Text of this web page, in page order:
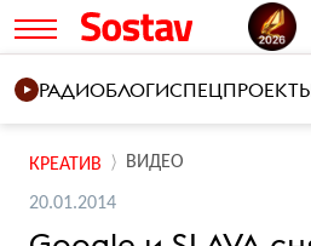
РАДИОБЛОГИ
КРЕАТИВ ВИДЕО
20.01.2014